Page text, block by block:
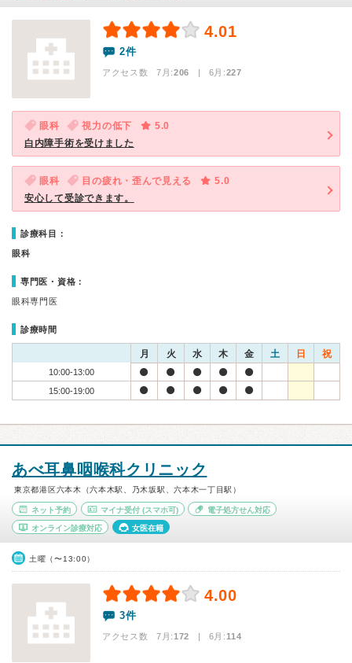
4.01
2件
アクセス数 7月:206 | 6月:227
眼科 視力の低下
5.0
白内障手術を受けました
眼科 目の疲れ・歪んで見える
5.0
安心して受診できます。
診療科目：
眼科
専門医・資格：
眼科専門医
診療時間
月 火 水 木 金 土 日 祝
10:00-13:00
15:00-19:00
あべ耳鼻咽喉科クリニック
東京都港区六本木（六本木駅、乃木坂駅、六本木一丁目駅）
ネット予約 マイナ受付(スマホ可) 電子処方せん対応
オンライン診療対応 女医在籍
土曜（〜13:00）
4.00
3件
アクセス数 7月:172 | 6月:114